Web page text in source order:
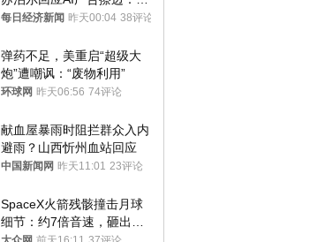
频全下架，已强化内容管理
每日经济新闻 昨天00:04 38评论
弹药不足，美重启“超级大
炮”遭嘲讽：“废物利用”
环球网 昨天06:56 74评论
献血屋暴雨时阻拦群众入内
避雨？山西忻州血站回应
中国新闻网 昨天11:01 23评论
SpaceX火箭残骸撞击月球
细节：约7倍音速，砸出直